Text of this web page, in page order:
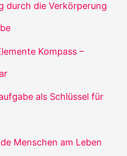
durch die Verkörperung
Kompass –
als Schlüssel für
Menschen am Leben